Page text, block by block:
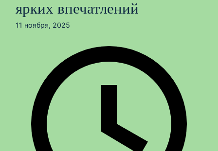
ярких впечатлений
11 ноября, 2025